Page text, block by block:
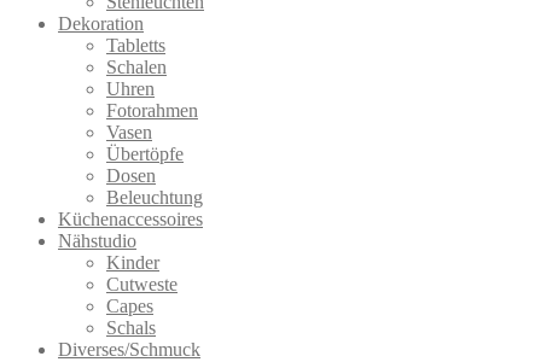
Dekoration
Tabletts
Schalen
Uhren
Fotorahmen
Vasen
Übertöpfe
Dosen
Beleuchtung
Küchenaccessoires
Nähstudio
Kinder
Cutweste
Capes
Schals
Diverses/Schmuck